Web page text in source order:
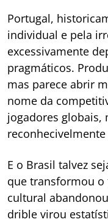
Portugal,
individual e pela
excessivamente
pragmáticos.
mas parece abrir
nome da
jogadores globais,
E o Brasil talvez
que transformou
cultural
drible virou